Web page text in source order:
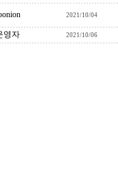
2021/10/04
영자 2021/10/06